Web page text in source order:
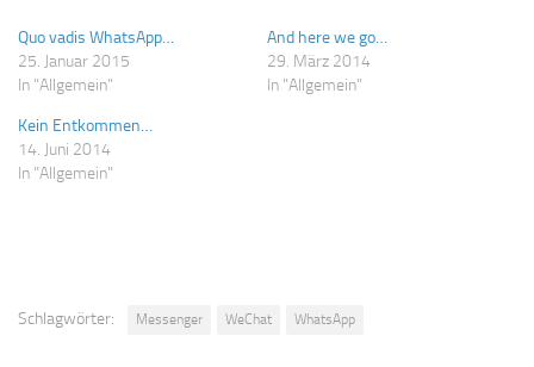
Quo vadis WhatsApp…
25. Januar 2015
In "Allgemein"
And here we go…
29. März 2014
In "Allgemein"
Kein Entkommen…
14. Juni 2014
In "Allgemein"
Schlagwörter: Messenger WeChat WhatsApp